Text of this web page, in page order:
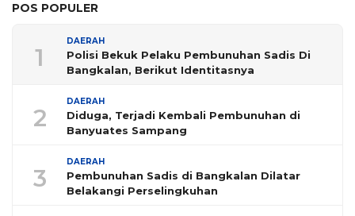
POS POPULER
1
DAERAH
Polisi Bekuk Pelaku Pembunuhan Sadis Di
Bangkalan, Berikut Identitasnya
2
DAERAH
Diduga, Terjadi Kembali Pembunuhan di
Banyuates Sampang
3
DAERAH
Pembunuhan Sadis di Bangkalan Dilatar
Belakangi Perselingkuhan